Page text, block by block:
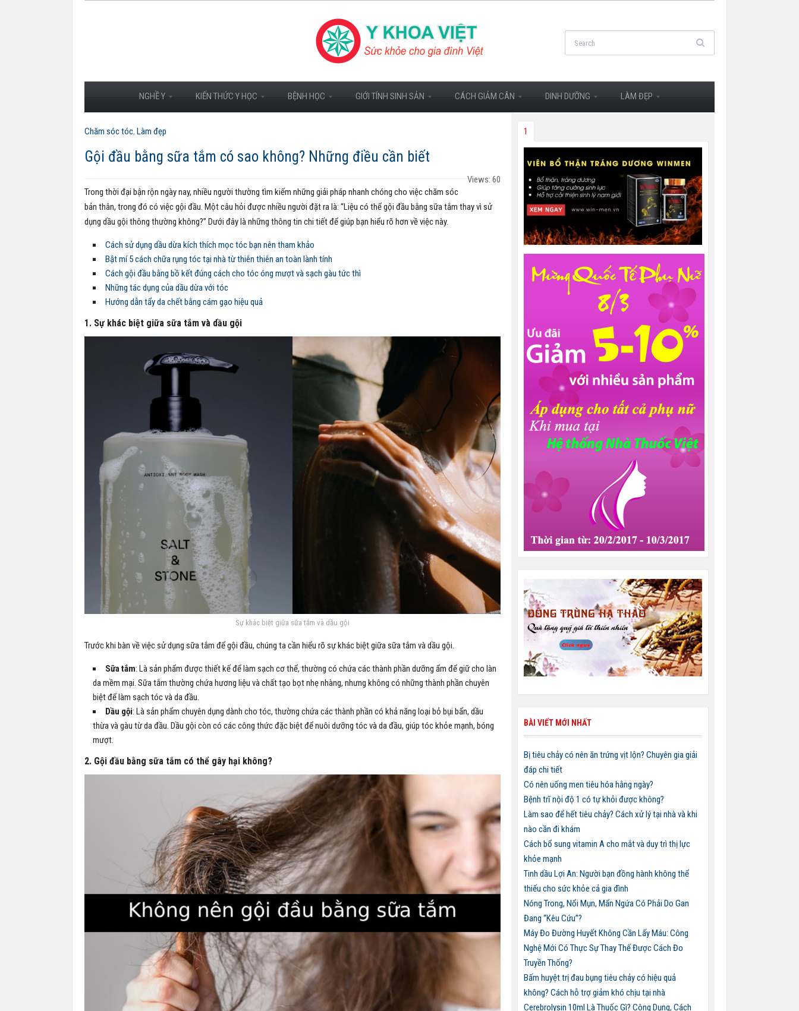
NGHỀ Y KIẾN THỨC Y HỌC BỆNH HỌC GIỚI TÍNH SINH SẢN CÁCH GIẢM CÂN DINH DƯỠNG LÀM ĐẸP
Chăm sóc tóc, Làm đẹp
Gội đầu bằng sữa tắm có sao không? Những điều cần biết
Views: 60
Trong thời đại bận rộn ngày nay, nhiều người thường tìm kiếm những giải pháp nhanh chóng cho việc chăm sóc
bản thân, trong đó có việc gội đầu. Một câu hỏi được nhiều người đặt ra là: “Liệu có thể gội đầu bằng sữa tắm thay vì sử
dụng dầu gội thông thường không?” Dưới đây là những thông tin chi tiết để giúp bạn hiểu rõ hơn về việc này.
Cách sử dụng dầu dừa kích thích mọc tóc bạn nên tham khảo
Bật mí 5 cách chữa rụng tóc tại nhà từ thiên thiên an toàn lành tính
Cách gội đầu bằng bồ kết đúng cách cho tóc óng mượt và sạch gàu tức thì
Những tác dụng của dầu dừa với tóc
Hướng dẫn tẩy da chết bằng cám gạo hiệu quả
1. Sự khác biệt giữa sữa tắm và dầu gội
Sự khác biệt giữa sữa tắm và dầu gội
Trước khi bàn về việc sử dụng sữa tắm để gội đầu, chúng ta cần hiểu rõ sự khác biệt giữa sữa tắm và dầu gội.
Sữa tắm: Là sản phẩm được thiết kế để làm sạch cơ thể, thường có chứa các thành phần dưỡng ẩm để giữ cho làn
da mềm mại. Sữa tắm thường chứa hương liệu và chất tạo bọt nhẹ nhàng, nhưng không có những thành phần chuyên
biệt để làm sạch tóc và da đầu.
Dầu gội: Là sản phẩm chuyên dụng dành cho tóc, thường chứa các thành phần có khả năng loại bỏ bụi bẩn, dầu
thừa và gàu từ da đầu. Dầu gội còn có các công thức đặc biệt để nuôi dưỡng tóc và da đầu, giúp tóc khỏe mạnh, bóng
mượt.
2. Gội đầu bằng sữa tắm có thể gây hại không?
1
BÀI VIẾT MỚI NHẤT
Bị tiêu chảy có nên ăn trứng vịt lộn? Chuyên gia giải
đáp chi tiết
Có nên uống men tiêu hóa hằng ngày?
Bệnh trĩ nội độ 1 có tự khỏi được không?
Làm sao để hết tiêu chảy? Cách xử lý tại nhà và khi
nào cần đi khám
Cách bổ sung vitamin A cho mắt và duy trì thị lực
khỏe mạnh
Tinh dầu Lợi An: Người bạn đồng hành không thể
thiếu cho sức khỏe cả gia đình
Nóng Trong, Nổi Mụn, Mẩn Ngứa Có Phải Do Gan
Đang “Kêu Cứu”?
Máy Đo Đường Huyết Không Cần Lấy Máu: Công
Nghệ Mới Có Thực Sự Thay Thế Được Cách Đo
Truyền Thống?
Bấm huyệt trị đau bụng tiêu chảy có hiệu quả
không? Cách hỗ trợ giảm khó chịu tại nhà
Cerebrolysin 10ml Là Thuốc Gì? Công Dụng, Cách